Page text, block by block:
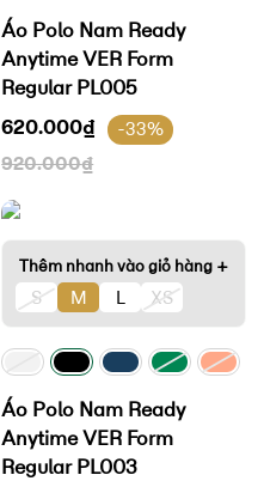
Áo Polo Nam Ready
Anytime VER Form
Regular PL005
620.000₫ -33%
920.000₫
Thêm nhanh vào giỏ hàng +
S M L XS
Áo Polo Nam Ready
Anytime VER Form
Regular PL003